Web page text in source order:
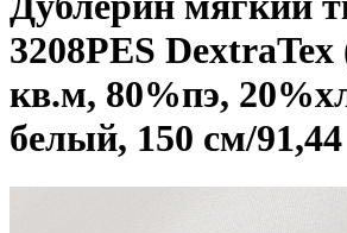
3208PES DextraTex
кв.м, 80%пэ,
белый, 150 см/